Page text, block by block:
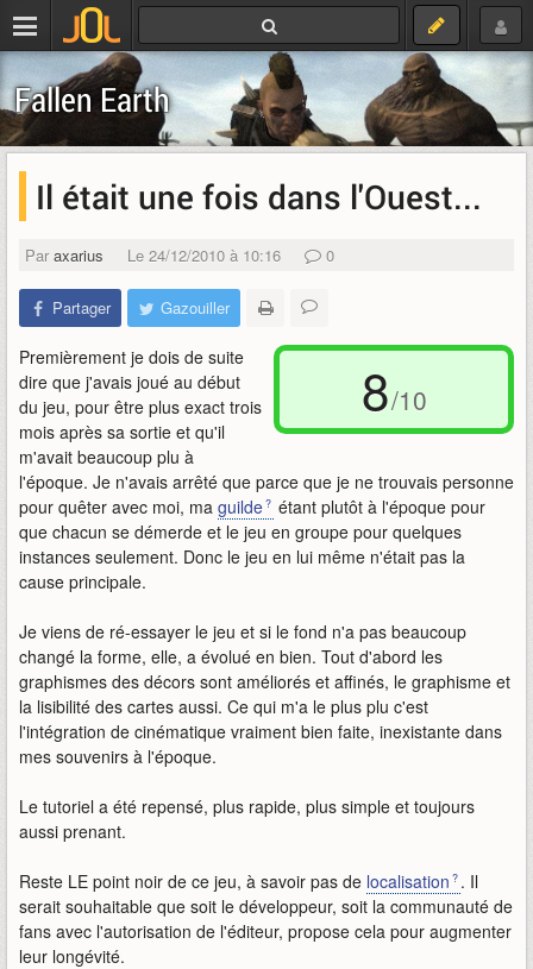
Fallen Earth
Il était une fois dans l'Ouest...
Par axarius Le 24/12/2010 à 10:16 0
Partager Gazouiller
8/10
Premièrement je dois de suite
dire que j'avais joué au début
du jeu, pour être plus exact trois
mois après sa sortie et qu'il
m'avait beaucoup plu à
l'époque. Je n'avais arrêté que parce que je ne trouvais personne
pour quêter avec moi, ma guilde
étant plutôt à l'époque pour
que chacun se démerde et le jeu en groupe pour quelques
instances seulement. Donc le jeu en lui même n'était pas la
cause principale.
Je viens de ré-essayer le jeu et si le fond n'a pas beaucoup
changé la forme, elle, a évolué en bien. Tout d'abord les
graphismes des décors sont améliorés et affinés, le graphisme et
la lisibilité des cartes aussi. Ce qui m'a le plus plu c'est
l'intégration de cinématique vraiment bien faite, inexistante dans
mes souvenirs à l'époque.
Le tutoriel a été repensé, plus rapide, plus simple et toujours
aussi prenant.
Reste LE point noir de ce jeu, à savoir pas de localisation . Il
serait souhaitable que soit le développeur, soit la communauté de
fans avec l'autorisation de l'éditeur, propose cela pour augmenter
leur longévité.